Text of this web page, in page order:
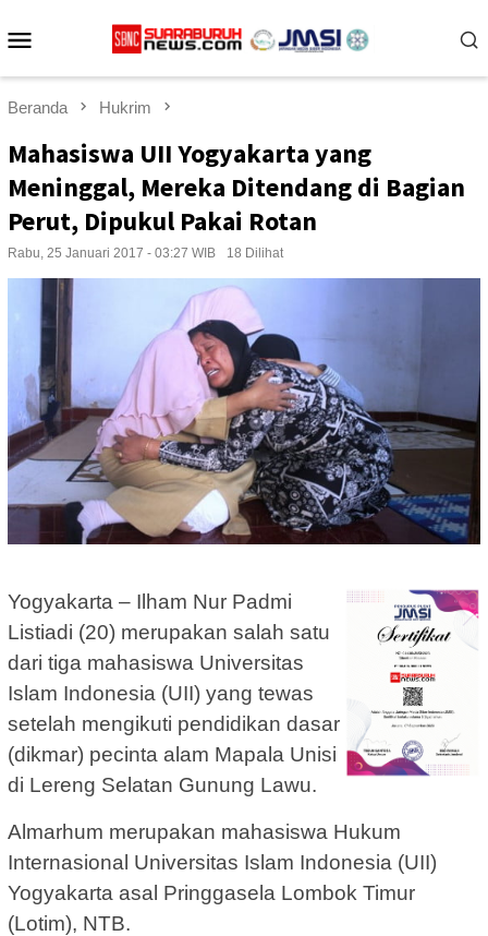
ke
Beranda Hukrim
Mahasiswa UII Yogyakarta yang
Meninggal, Mereka Ditendang di Bagian
Perut, Dipukul Pakai Rotan
Rabu, 25 Januari 2017 - 03:27 WIB 18 Dilihat
Yogyakarta – Ilham Nur Padmi
Listiadi (20) merupakan salah satu
dari tiga mahasiswa Universitas
Islam Indonesia (UII) yang tewas
setelah mengikuti pendidikan dasar
(dikmar) pecinta alam Mapala Unisi
di Lereng Selatan Gunung Lawu.
Almarhum merupakan mahasiswa Hukum
Internasional Universitas Islam Indonesia (UII)
Yogyakarta asal Pringgasela Lombok Timur
(Lotim), NTB.